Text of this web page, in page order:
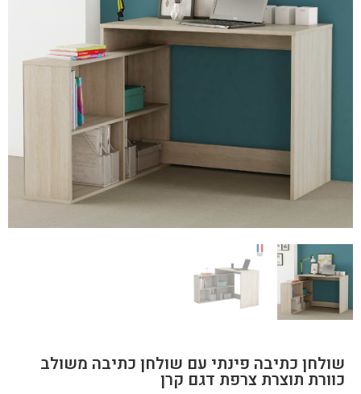
שולחן כתיבה פינתי עם שולחן כתיבה משולב
כוורת תוצרת צרפת דגם קרן